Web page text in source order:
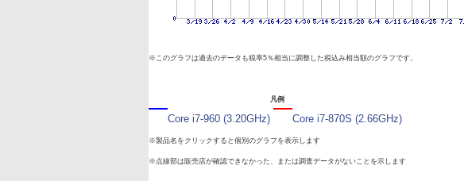
※このグラフは過去のデータも税率5％相当に調整した税込み相当額のグラフです。
凡例
Core i7-960 (3.20GHz) Core i7-870S (2.66GHz)
※製品名をクリックすると個別のグラフを表示します
※点線部は販売店が確認できなかった、または調査データがないことを示します